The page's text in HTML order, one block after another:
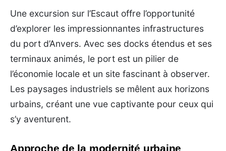
Une excursion sur l’Escaut offre l’opportunité
d’explorer les impressionnantes infrastructures
du port d’Anvers. Avec ses docks étendus et ses
terminaux animés, le port est un pilier de
l’économie locale et un site fascinant à observer.
Les paysages industriels se mêlent aux horizons
urbains, créant une vue captivante pour ceux qui
s’y aventurent.
Approche de la modernité urbaine